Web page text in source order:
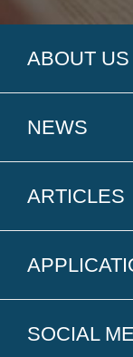
ABOUT US
NEWS
ARTICLES
SOCIAL